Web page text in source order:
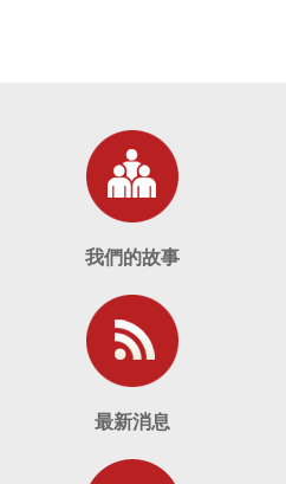
我們的故事
最新消息